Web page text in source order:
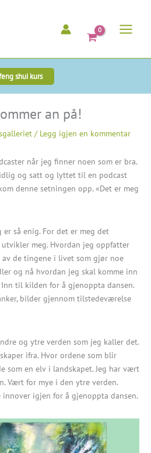
shui kurs
an på!
/ Legg igjen en kommentar
når jeg finner noen som er bra.
og satt og lyttet til en podcast
denne setningen opp. «Det er meg
så enig. For det er meg det
meg. Hvordan jeg oppfatter
de tingene i livet som gjør noe
og nå hvordan jeg skal komme inn
til kilden for å gjenoppta dansen.
bilder gjennom tilstedeværelse
og ytre verden som jeg kaller det.
ifra. Hvor ordene som blir
som en elv i landskapet. Jeg har vært
Vært for mye i den ytre verden.
igjen for å gjenoppta dansen.